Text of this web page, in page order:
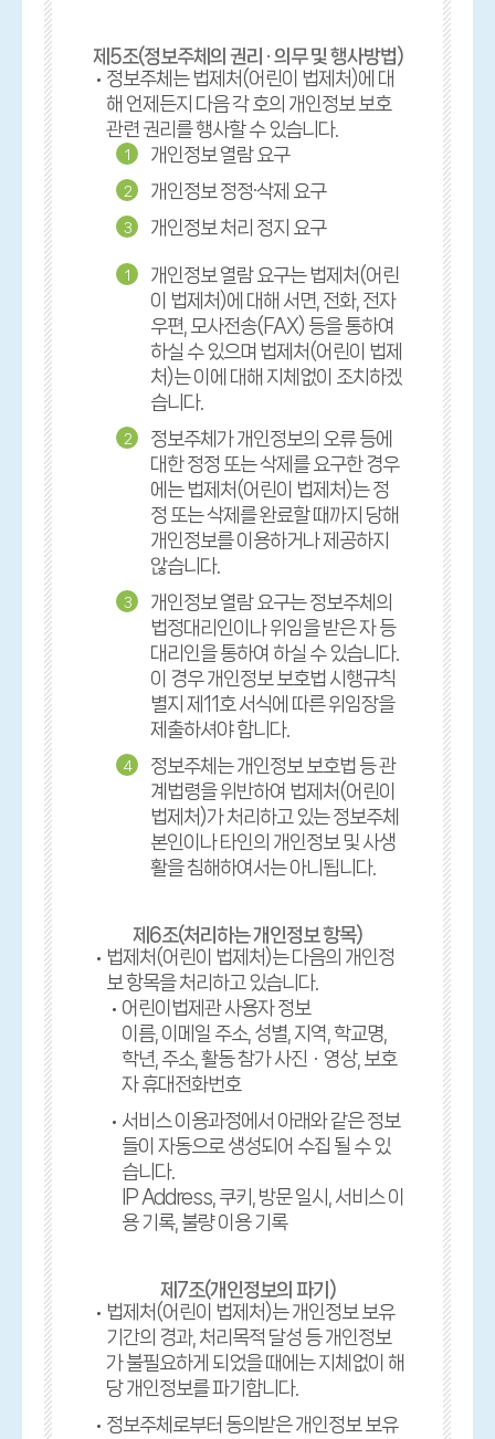
제5조(정보주체의 권리 · 의무 및 행사방법)
정보주체는 법제처(어린이 법제처)에 대
해 언제든지 다음 각 호의 개인정보 보호
관련 권리를 행사할 수 있습니다.
1 개인정보 열람 요구
2 개인정보 정정·삭제 요구
3 개인정보 처리 정지 요구
1
개인정보 열람 요구는 법제처(어린
이 법제처)에 대해 서면, 전화, 전자
우편, 모사전송(FAX) 등을 통하여
하실 수 있으며 법제처(어린이 법제
처)는 이에 대해 지체없이 조치하겠
습니다.
2
정보주체가 개인정보의 오류 등에
대한 정정 또는 삭제를 요구한 경우
에는 법제처(어린이 법제처)는 정
정 또는 삭제를 완료할 때까지 당해
개인정보를 이용하거나 제공하지
않습니다.
3
개인정보 열람 요구는 정보주체의
법정대리인이나 위임을 받은 자 등
대리인을 통하여 하실 수 있습니다.
이 경우 개인정보 보호법 시행규칙
별지 제11호 서식에 따른 위임장을
제출하셔야 합니다.
4
정보주체는 개인정보 보호법 등 관
계법령을 위반하여 법제처(어린이
법제처)가 처리하고 있는 정보주체
본인이나 타인의 개인정보 및 사생
활을 침해하여서는 아니됩니다.
제6조(처리하는 개인정보 항목)
법제처(어린이 법제처)는 다음의 개인정
보 항목을 처리하고 있습니다.
어린이법제관 사용자 정보
이름, 이메일 주소, 성별, 지역, 학교명,
학년, 주소, 활동 참가 사진ㆍ영상, 보호
자 휴대전화번호
서비스 이용과정에서 아래와 같은 정보
들이 자동으로 생성되어 수집 될 수 있
습니다.
IP Address, 쿠키, 방문 일시, 서비스 이
용 기록, 불량 이용 기록
제7조(개인정보의 파기)
법제처(어린이 법제처)는 개인정보 보유
기간의 경과, 처리목적 달성 등 개인정보
가 불필요하게 되었을 때에는 지체없이 해
당 개인정보를 파기합니다.
정보주체로부터 동의받은 개인정보 보유